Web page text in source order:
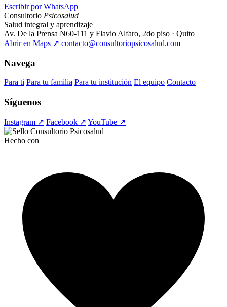
Escribir por WhatsApp
Consultorio Psicosalud
Salud integral y aprendizaje
Av. De la Prensa N60-111 y Flavio Alfaro, 2do piso · Quito
Abrir en Maps ↗ contacto@consultoriopsicosalud.com
Navega
Para ti Para tu familia Para tu institución El equipo Contacto
Síguenos
Instagram ↗ Facebook ↗ YouTube ↗
Hecho con